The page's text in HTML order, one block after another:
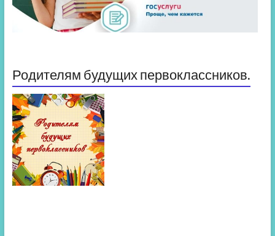
Родителям будущих первоклассников.